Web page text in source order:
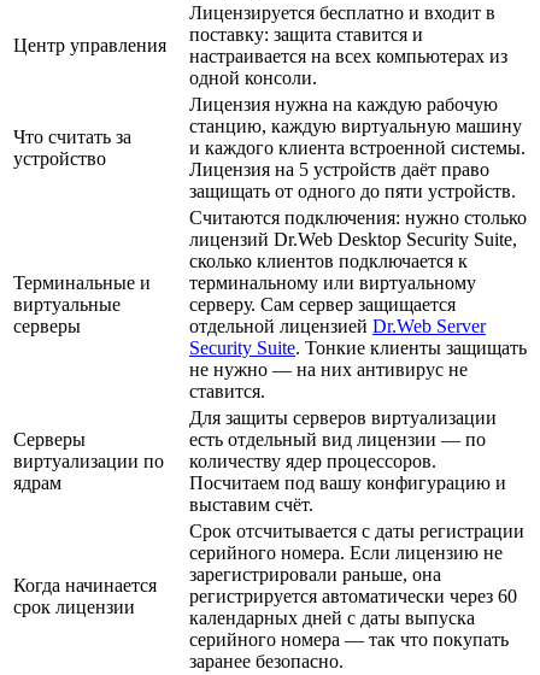
Центр управления
Лицензируется бесплатно и входит в
поставку: защита ставится и
настраивается на всех компьютерах из
одной консоли.
Что считать за
устройство
Лицензия нужна на каждую рабочую
станцию, каждую виртуальную машину
и каждого клиента встроенной системы.
Лицензия на 5 устройств даёт право
защищать от одного до пяти устройств.
Терминальные и
виртуальные
серверы
Считаются подключения: нужно столько
лицензий Dr.Web Desktop Security Suite,
сколько клиентов подключается к
терминальному или виртуальному
серверу. Сам сервер защищается
отдельной лицензией Dr.Web Server
Security Suite. Тонкие клиенты защищать
не нужно — на них антивирус не
ставится.
Серверы
виртуализации по
ядрам
Для защиты серверов виртуализации
есть отдельный вид лицензии — по
количеству ядер процессоров.
Посчитаем под вашу конфигурацию и
выставим счёт.
Когда начинается
срок лицензии
Срок отсчитывается с даты регистрации
серийного номера. Если лицензию не
зарегистрировали раньше, она
регистрируется автоматически через 60
календарных дней с даты выпуска
серийного номера — так что покупать
заранее безопасно.